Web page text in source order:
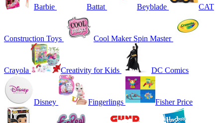
Barbie Battat Beyblade CAT
Construction Toys Cool Maker Spin Master
Crayola Creativity for Kids DC Comics
Disney Fingerlings Fisher Price